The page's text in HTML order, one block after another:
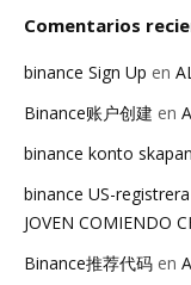
Comentarios
binance Sign Up en
Binance账户创建 en
binance konto
binance US-registrera
JOVEN COMIENDO
Binance推荐代码 en